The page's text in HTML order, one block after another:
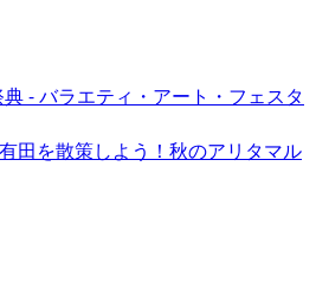
- バラエティ・アート・フェスタ
田を散策しよう！秋のアリタマル